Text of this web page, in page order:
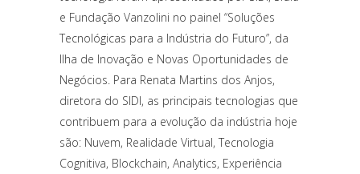
e Fundação Vanzolini no painel “Soluções
Tecnológicas para a Indústria do Futuro”, da
Ilha de Inovação e Novas Oportunidades de
Negócios. Para Renata Martins dos Anjos,
diretora do SIDI, as principais tecnologias que
contribuem para a evolução da indústria hoje
são: Nuvem, Realidade Virtual, Tecnologia
Cognitiva, Blockchain, Analytics, Experiência